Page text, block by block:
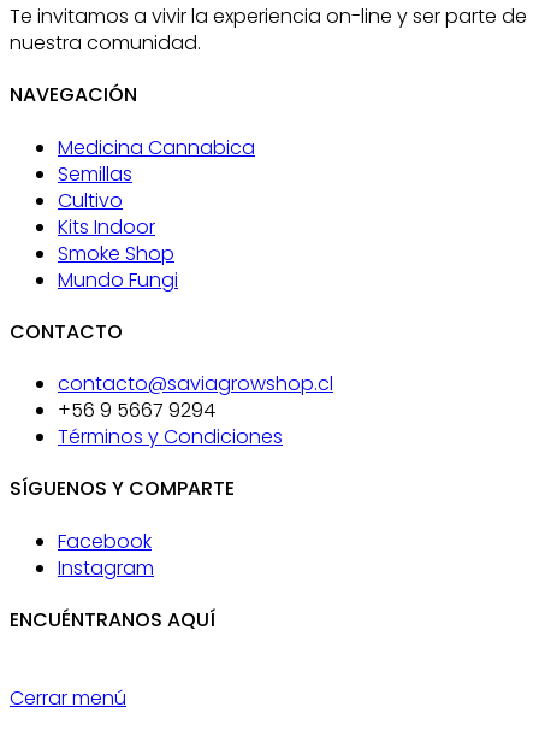
Te invitamos a vivir la experiencia on-line y ser parte de
nuestra comunidad.
NAVEGACIÓN
Medicina Cannabica
Semillas
Cultivo
Kits Indoor
Smoke Shop
Mundo Fungi
CONTACTO
contacto@saviagrowshop.cl
+56 9 5667 9294
Términos y Condiciones
SÍGUENOS Y COMPARTE
Facebook
Instagram
ENCUÉNTRANOS AQUÍ
Cerrar menú